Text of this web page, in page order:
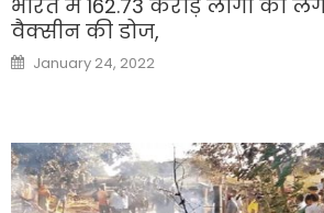
भारत में 162.73 करोड़ लोगों को
वैक्सीन की डोज,
Posted
on
January 24, 2022